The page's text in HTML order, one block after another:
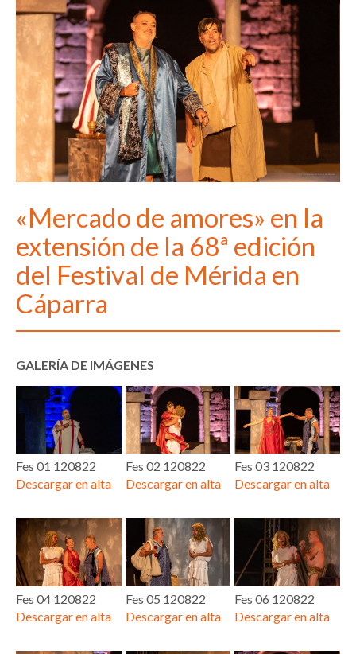
«Mercado de amores» en la
extensión de la 68ª edición
del Festival de Mérida en
Cáparra
GALERÍA DE IMÁGENES
Fes 01 120822
Descargar en alta
Fes 02 120822
Descargar en alta
Fes 03 120822
Descargar en alta
Fes 04 120822
Descargar en alta
Fes 05 120822
Descargar en alta
Fes 06 120822
Descargar en alta